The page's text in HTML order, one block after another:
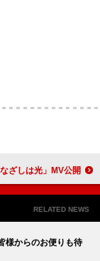
椿が初恋を表現する「まなざしは光」MV公開
RELATED NEWS
様からのお便りも待